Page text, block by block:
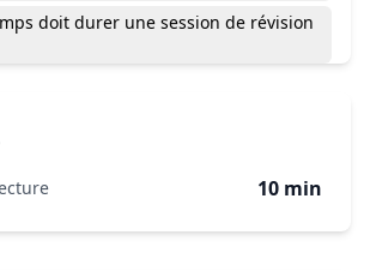
doit durer une session de révision
je perds du temps ou prends du
10 min